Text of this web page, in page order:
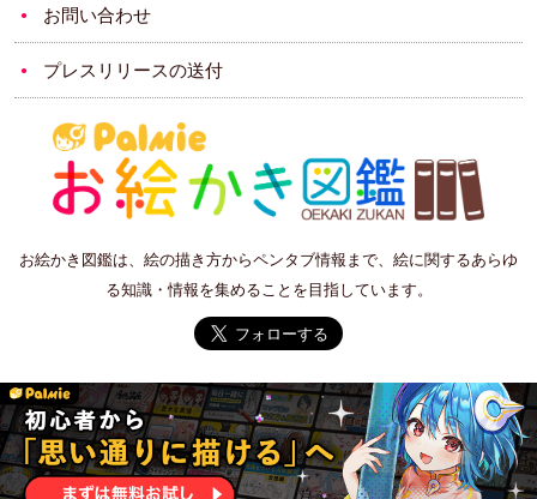
お問い合わせ
プレスリリースの送付
お絵かき図鑑は、絵の描き方からペンタブ情報まで、絵に関するあらゆ
る知識・情報を集めることを目指しています。